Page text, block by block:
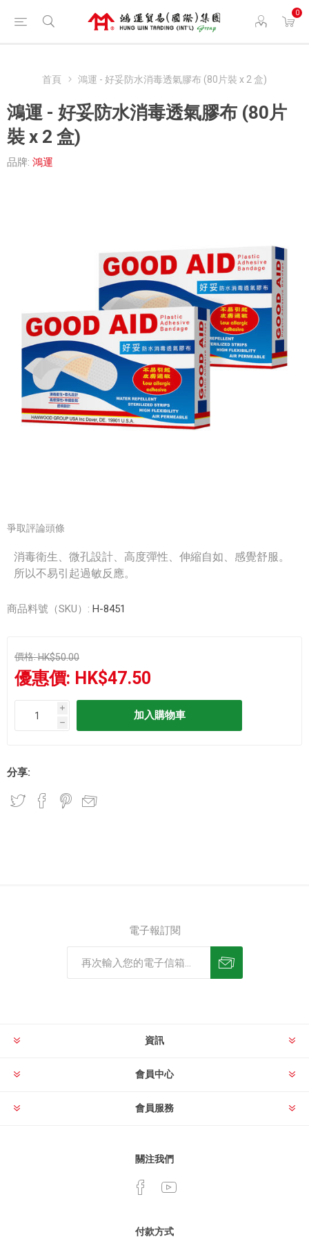
0
首頁 鴻運 - 好妥防水消毒透氣膠布 (80片裝 x 2 盒)
鴻運 - 好妥防水消毒透氣膠布 (80片
裝 x 2 盒)
品牌: 鴻運
爭取評論頭條
消毒衛生、微孔設計、高度彈性、伸縮自如、感覺舒服。
所以不易引起過敏反應。
商品料號（SKU）: H-8451
價格:HK$50.00
優惠價: HK$47.50
i
h
分享:
電子報訂閱
資訊
會員中心
會員服務
關注我們
付款方式